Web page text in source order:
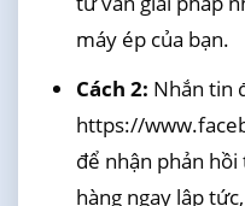
máy ép của bạn.
Cách 2: Nhắn tin
https://
để nhận phản
hàng ngay lập